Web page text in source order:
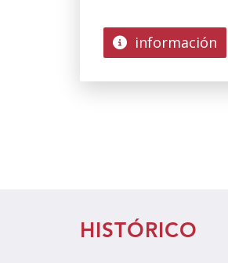
información
HISTÓRICO